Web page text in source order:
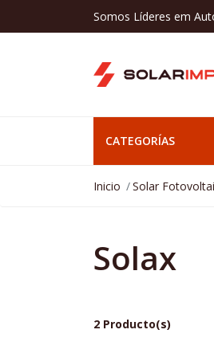
Somos Líderes em
CATEGORÍAS
Inicio Solar
Solax
2 Producto(s)